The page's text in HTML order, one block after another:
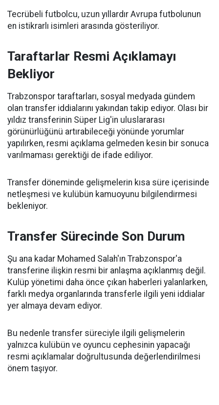
Tecrübeli futbolcu, uzun yıllardır Avrupa futbolunun
en istikrarlı isimleri arasında gösteriliyor.
Taraftarlar Resmi Açıklamayı
Bekliyor
Trabzonspor taraftarları, sosyal medyada gündem
olan transfer iddialarını yakından takip ediyor. Olası bir
yıldız transferinin Süper Lig'in uluslararası
görünürlüğünü artırabileceği yönünde yorumlar
yapılırken, resmi açıklama gelmeden kesin bir sonuca
varılmaması gerektiği de ifade ediliyor.
Transfer döneminde gelişmelerin kısa süre içerisinde
netleşmesi ve kulübün kamuoyunu bilgilendirmesi
bekleniyor.
Transfer Sürecinde Son Durum
Şu ana kadar Mohamed Salah'ın Trabzonspor'a
transferine ilişkin resmi bir anlaşma açıklanmış değil.
Kulüp yönetimi daha önce çıkan haberleri yalanlarken,
farklı medya organlarında transferle ilgili yeni iddialar
yer almaya devam ediyor.
Bu nedenle transfer süreciyle ilgili gelişmelerin
yalnızca kulübün ve oyuncu cephesinin yapacağı
resmi açıklamalar doğrultusunda değerlendirilmesi
önem taşıyor.